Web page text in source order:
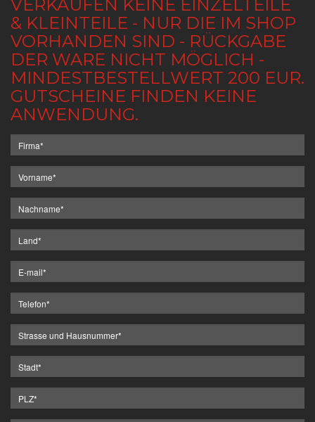
VERKAUFEN KEINE EINZELTEILE
& KLEINTEILE - NUR DIE IM SHOP
VORHANDEN SIND - RÜCKGABE
DER WARE NICHT MÖGLICH -
MINDESTBESTELLWERT 200 EUR.
GUTSCHEINE FINDEN KEINE
ANWENDUNG.